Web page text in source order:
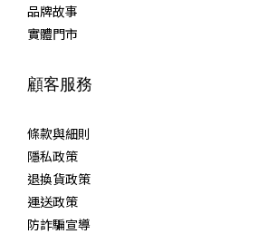
品牌故事
實體門市
顧客服務
條款與細則
隱私政策
退換貨政策
運送政策
防詐騙宣導